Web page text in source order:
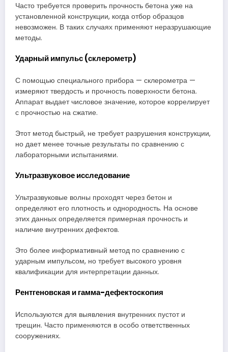
Часто требуется проверить прочность бетона уже на
установленной конструкции, когда отбор образцов
невозможен. В таких случаях применяют неразрушающие
методы.
Ударный импульс (склерометр)
С помощью специального прибора — склерометра —
измеряют твердость и прочность поверхности бетона.
Аппарат выдает числовое значение, которое коррелирует
с прочностью на сжатие.
Этот метод быстрый, не требует разрушения конструкции,
но дает менее точные результаты по сравнению с
лабораторными испытаниями.
Ультразвуковое исследование
Ультразвуковые волны проходят через бетон и
определяют его плотность и однородность. На основе
этих данных определяется примерная прочность и
наличие внутренних дефектов.
Это более информативный метод по сравнению с
ударным импульсом, но требует высокого уровня
квалификации для интерпретации данных.
Рентгеновская и гамма-дефектоскопия
Используются для выявления внутренних пустот и
трещин. Часто применяются в особо ответственных
сооружениях.